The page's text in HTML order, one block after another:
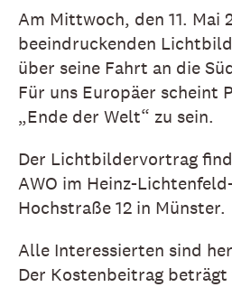
Am Mittwoch, den 11. Mai
beeindruckenden
über seine Fahrt an die
Für uns Europäer scheint
„Ende der Welt“ zu sein.
Der Lichtbildervortrag
AWO im Heinz-
Hochstraße 12 in Münster.
Alle Interessierten sind
Der Kostenbeitrag beträgt